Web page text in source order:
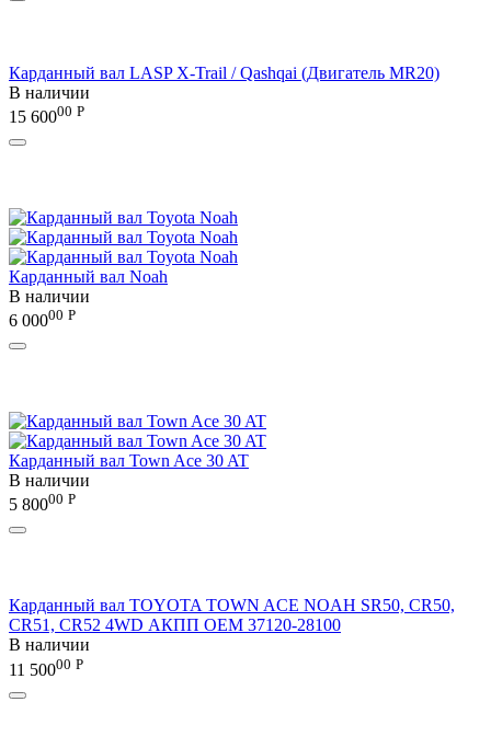
Карданный вал LASP X-Trail / Qashqai (Двигатель MR20)
В наличии
15 60000 Р
Карданный вал Noah
В наличии
6 00000 Р
Карданный вал Town Ace 30 AT
В наличии
5 80000 Р
Карданный вал TOYOTA TOWN ACE NOAH SR50, CR50,
CR51, CR52 4WD АКПП OEM 37120-28100
В наличии
11 50000 Р